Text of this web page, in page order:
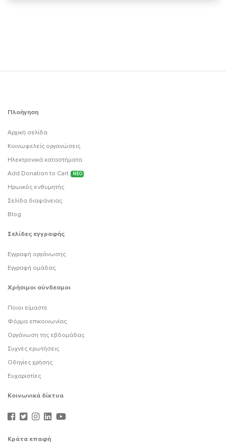
Πλοήγηση
Αρχική σελίδα
Κοινωφελείς οργανώσεις
Ηλεκτρονικά καταστήματα
Add Donation to Cart
ΝΕΟ
Ηρωικός ενθυμητής
Σελίδα διαφάνειας
Blog
Σελίδες εγγραφής
Εγγραφή οργάνωσης
Εγγραφή ομάδας
Χρήσιμοι σύνδεσμοι
Ποιοι είμαστε
Φόρμα επικοινωνίας
Οργάνωση της εβδομάδας
Συχνές ερωτήσεις
Οδηγίες χρήσης
Ευχαριστίες
Κοινωνικά δίκτυα
Κράτα επαφή